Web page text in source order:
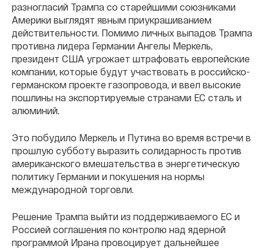
разногласий Трампа со старейшими союзниками
Америки выглядят явным приукрашиванием
действительности. Помимо личных выпадов Трампа
противна лидера Германии Ангелы Меркель,
президент США угрожает штрафовать европейские
компании, которые будут участвовать в российско-
германском проекте газопровода, и ввел высокие
пошлины на экспортируемые странами ЕС сталь и
алюминий.
Это побудило Меркель и Путина во время встречи в
прошлую субботу выразить солидарность против
американского вмешательства в энергетическую
политику Германии и покушения на нормы
международной торговли.
Решение Трампа выйти из поддерживаемого ЕС и
Россией соглашения по контролю над ядерной
программой Ирана провоцирует дальнейшее